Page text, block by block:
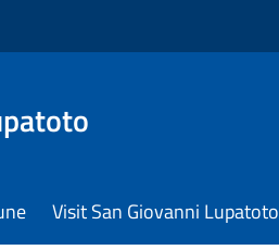
Visit San Giovanni Lupatoto